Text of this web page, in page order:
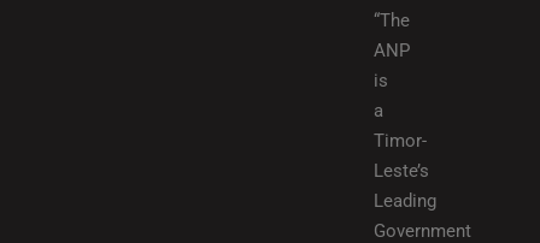
“The
ANP
is
a
Timor-
Leste’s
Leading
Government